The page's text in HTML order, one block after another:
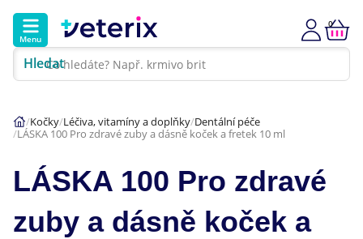
Menu
Hledat
0
Hlavní kategorie
Akce
Psi
Kočky Léčiva, vitamíny a doplňky Dentální péče
LÁSKA 100 Pro zdravé zuby a dásně koček a fretek 10 ml
LÁSKA 100 Pro zdravé
zuby a dásně koček a